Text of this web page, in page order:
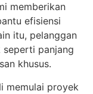
memberikan
efisiensi
itu, pelanggan
panjang
khusus.
memulai proyek